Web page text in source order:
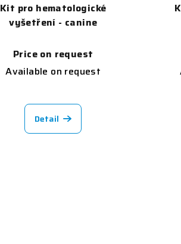
Kit pro hematologické
vyšetření - canine
Price on request
Available on request
Detail